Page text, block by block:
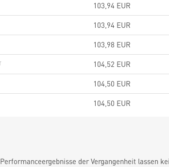
103,94 EUR
103,94 EUR
103,98 EUR
104,52 EUR
104,50 EUR
104,50 EUR
Performanceergebnisse der Vergangenheit lassen